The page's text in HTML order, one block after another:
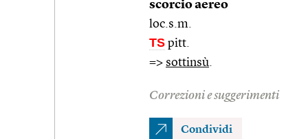
scorcio aereo
loc.s.m.
TS pitt.
=> sottinsù.
Correzioni e suggerimenti
Condividi